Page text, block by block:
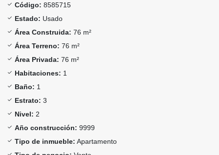
Código: 8585715
Estado: Usado
Área Construida: 76 m²
Área Terreno: 76 m²
Área Privada: 76 m²
Habitaciones: 1
Baño: 1
Estrato: 3
Nivel: 2
Año construcción: 9999
Tipo de inmueble: Apartamento